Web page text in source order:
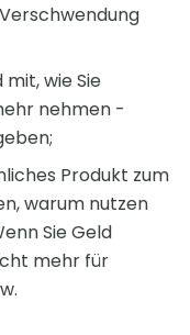
mit, wie Sie
nehmen -
Produkt zum
warum nutzen
Sie Geld
mehr für